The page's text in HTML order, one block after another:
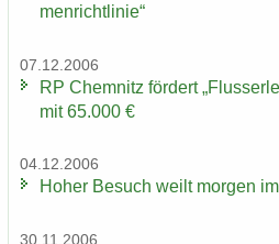
men­richt­li­nie“
07.12.2006
RP Chem­nitz för­dert
mit 65.000 €
04.12.2006
Hoher Be­such weilt mor­gen
30.11.2006